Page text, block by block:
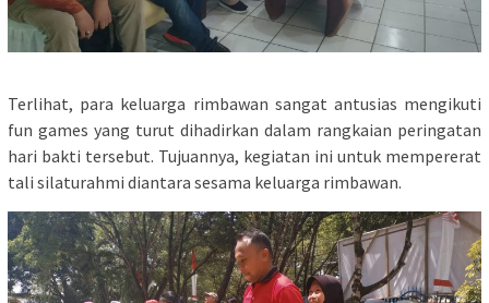
Terlihat, para keluarga rimbawan sangat antusias mengikuti
fun games yang turut dihadirkan dalam rangkaian peringatan
hari bakti tersebut. Tujuannya, kegiatan ini untuk mempererat
tali silaturahmi diantara sesama keluarga rimbawan.